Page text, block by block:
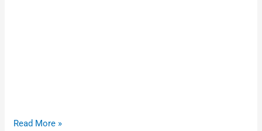
Read More »